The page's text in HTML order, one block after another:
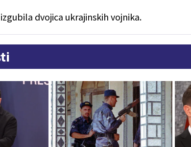
dvojica ukrajinskih vojnika.